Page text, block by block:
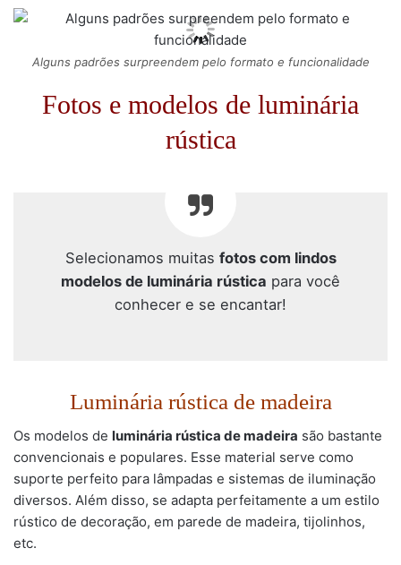
Alguns padrões surpreendem pelo formato e funcionalidade
Fotos e modelos de luminária
rústica
Selecionamos muitas fotos com lindos
modelos de luminária rústica para você
conhecer e se encantar!
Luminária rústica de madeira
Os modelos de luminária rústica de madeira são bastante
convencionais e populares. Esse material serve como
suporte perfeito para lâmpadas e sistemas de iluminação
diversos. Além disso, se adapta perfeitamente a um estilo
rústico de decoração, em parede de madeira, tijolinhos,
etc.